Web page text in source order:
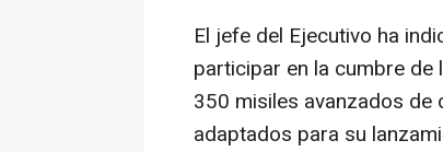
El jefe del Ejecutivo ha
participar en la cumbre de
350 misiles avanzados de
adaptados para su